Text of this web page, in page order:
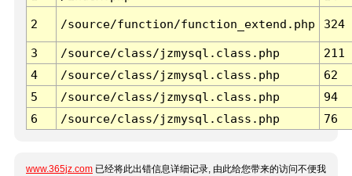
2 /source/function/function_extend.php 324
3 /source/class/jzmysql.class.php
211
4
/source/class/jzmysql.class.php
62
5
/source/class/jzmysql.class.php
94
6
/source/class/jzmysql.class.php 76
www.365jz.com 已经将此出错信息详细记录, 由此给您带来的访问不便我